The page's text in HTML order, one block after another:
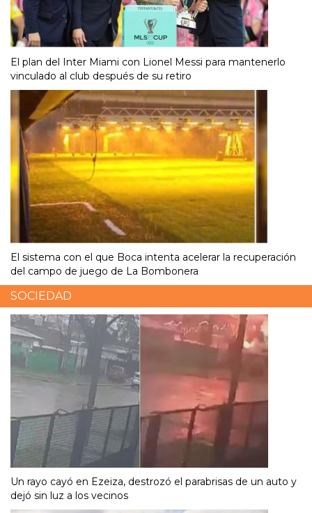
El plan del Inter Miami con Lionel Messi para mantenerlo
vinculado al club después de su retiro
El sistema con el que Boca intenta acelerar la recuperación
del campo de juego de La Bombonera
SOCIEDAD
Un rayo cayó en Ezeiza, destrozó el parabrisas de un auto y
dejó sin luz a los vecinos